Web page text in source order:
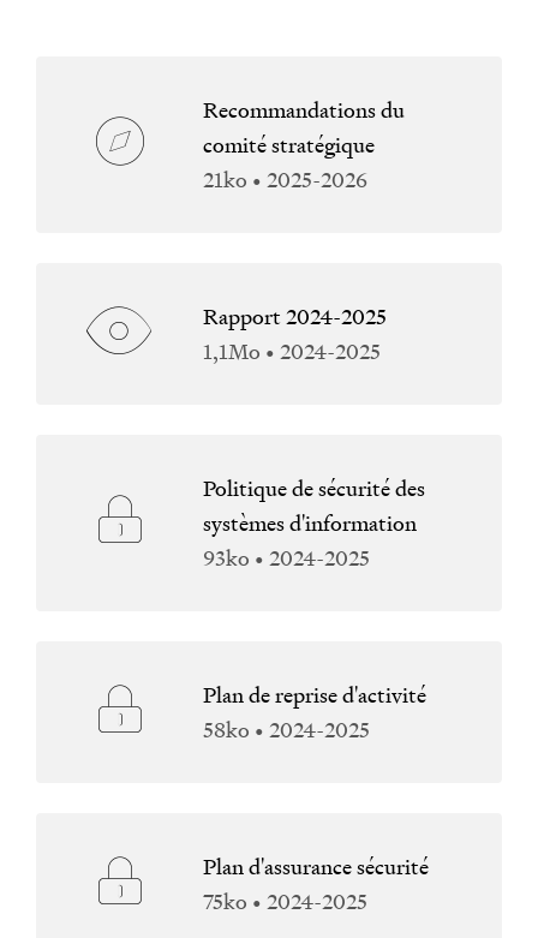
Recommandations du
comité stratégique
21ko • 2025-2026
Rapport 2024-2025
1,1Mo • 2024-2025
Politique de sécurité des
systèmes d'information
93ko • 2024-2025
Plan de reprise d'activité
58ko • 2024-2025
Plan d'assurance sécurité
75ko • 2024-2025